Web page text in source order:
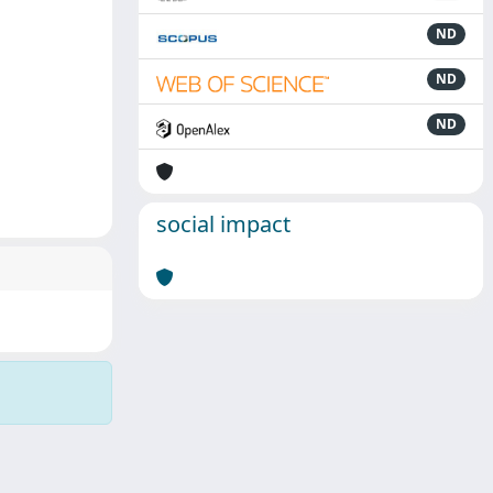
ND
ND
ND
social impact